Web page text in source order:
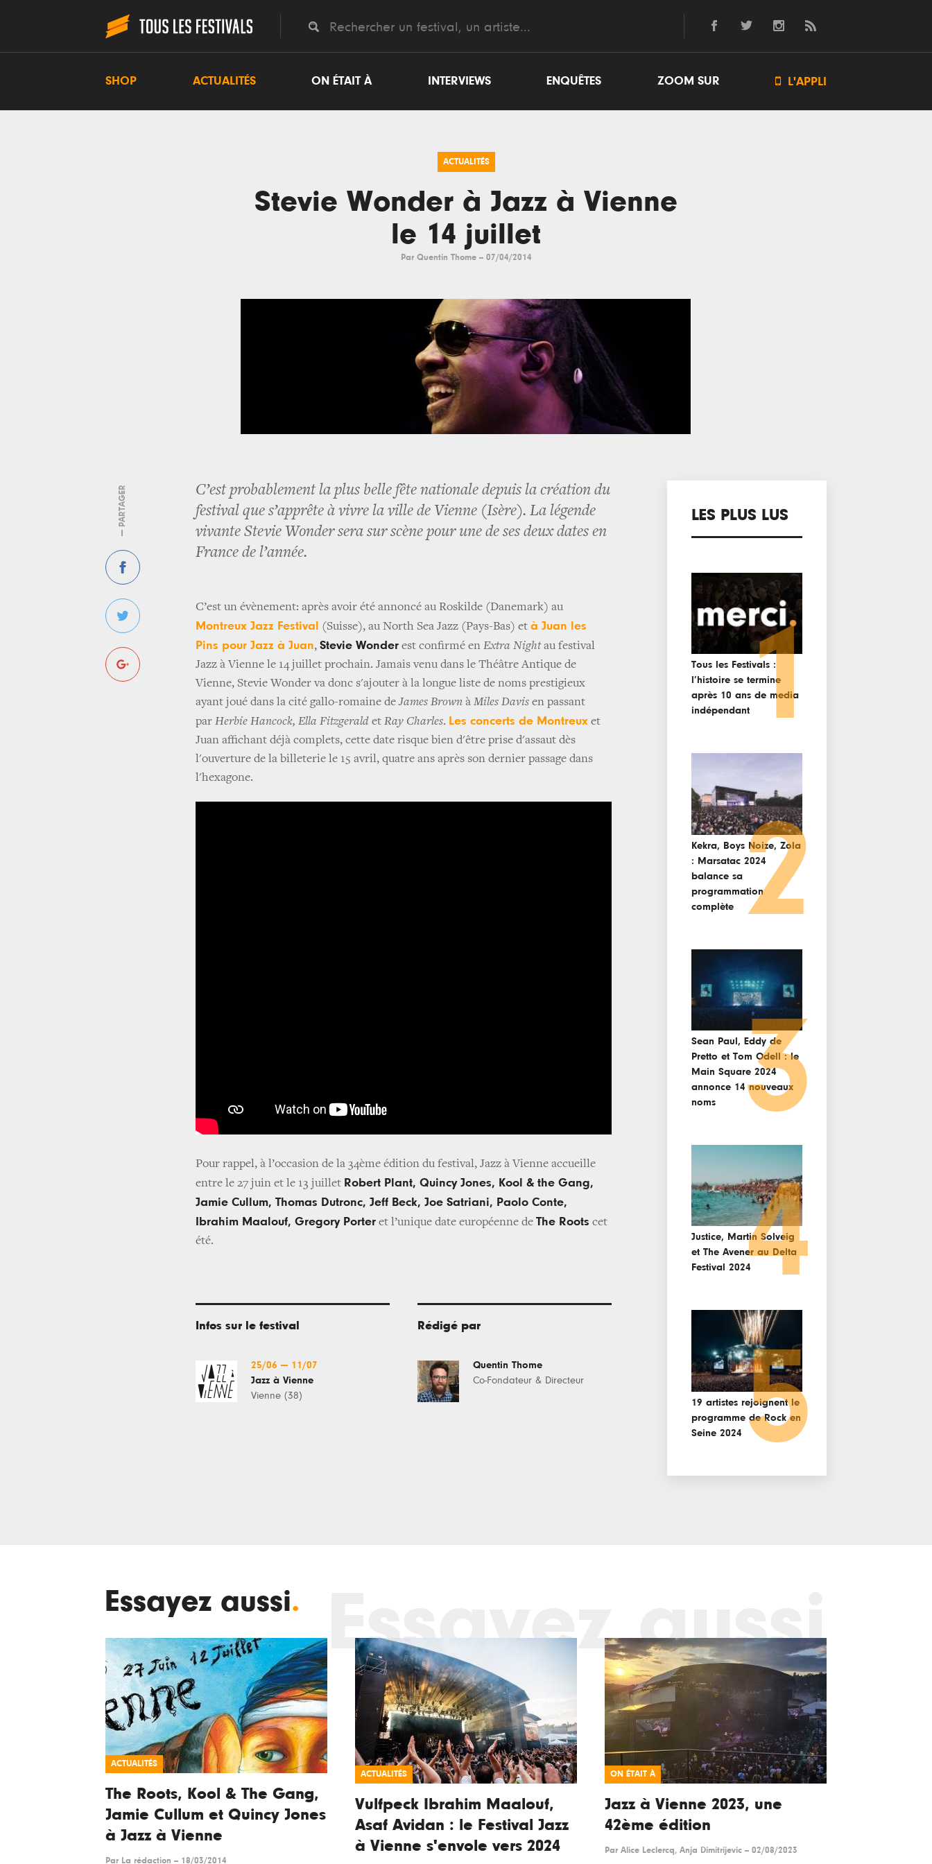
SHOP ACTUALITÉS ON ÉTAIT À INTERVIEWS ENQUÊTES ZOOM SUR  L'APPLI
ACTUALITÉS
Stevie Wonder à Jazz à Vienne
le 14 juillet
Par Quentin Thome -- 07/04/2014
— PARTAGER
C’est probablement la plus belle fête nationale depuis la création du
festival que s’apprête à vivre la ville de Vienne (Isère). La légende
vivante Stevie Wonder sera sur scène pour une de ses deux dates en
France de l’année.
C’est un évènement: après avoir été annoncé au Roskilde (Danemark) au
Montreux Jazz Festival
(Suisse), au North Sea Jazz (Pays-Bas) et à Juan les
Pins pour Jazz à Juan, Stevie Wonder est confirmé en Extra Nightau festival
Jazz à Vienne le 14 juillet prochain. Jamais venu dans le Théâtre Antique de
Vienne, Stevie Wonder va donc s'ajouter à la longue liste de noms prestigieux
ayant joué dans la cité gallo-romaine deJames Brown à Miles Davis en passant
par Herbie Hancock, Ella Fitzgerald et Ray Charles. Les concerts de Montreux et
Juan affichant déjà complets, cette date risque bien d'être prise d'assaut dès
l'ouverture de la billeterie le 15 avril, quatre ans après son dernier passage dans
l'hexagone.
Pour rappel, à l’occasion de la 34ème édition du festival, Jazz à Vienne accueille
entre le 27 juin et le 13 juillet Robert Plant, Quincy Jones, Kool & the Gang,
Jamie Cullum, Thomas Dutronc, Jeff Beck, Joe Satriani, Paolo Conte,
Ibrahim Maalouf, Gregory Porter et l’unique date européenne de The Roots cet
été.
Infos sur le festival
25/06 — 11/07
Jazz à Vienne
Vienne (38)
Rédigé par
Quentin Thome
Co-Fondateur & Directeur
LES PLUS LUS
Tous les Festivals :
l’histoire se termine
après 10 ans de media
indépendant1
Kekra, Boys Noize, Zola
: Marsatac 2024
balance sa
programmation
complète
2
Sean Paul, Eddy de
Pretto et Tom Odell : le
Main Square 2024
annonce 14 nouveaux
noms
3
Justice, Martin Solveig
et The Avener au Delta
Festival 20244
19 artistes rejoignent le
programme de Rock en
Seine 2024 5
Essayez aussi. Essayez aussi
ACTUALITÉS
The Roots, Kool & The Gang,
Jamie Cullum et Quincy Jones
à Jazz à Vienne
Par La rédaction -- 18/03/2014
ACTUALITÉS
Vulfpeck Ibrahim Maalouf,
Asaf Avidan : le Festival Jazz
à Vienne s'envole vers 2024
ON ÉTAIT À
Jazz à Vienne 2023, une
42ème édition
Par Alice Leclercq, Anja Dimitrijevic -- 02/08/2023